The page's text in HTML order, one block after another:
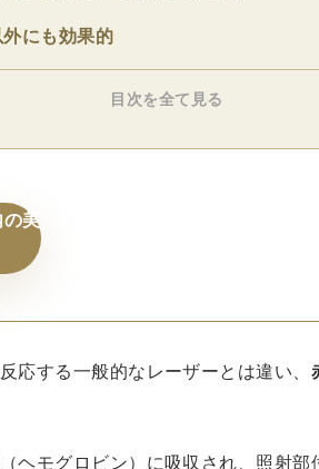
にも効果的
目次を全て見る
美
応する一般的なレーザーとは違い、
ヘモグロビン）に吸収され、照射